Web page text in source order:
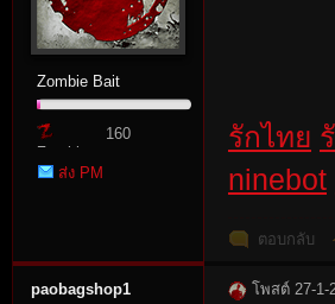
Zombie Bait
Zombie
Point
160
ส่ง PM
รักไทย
ninebot
ตอบกลับ
paobagshop1 โพสต์ 27-1-